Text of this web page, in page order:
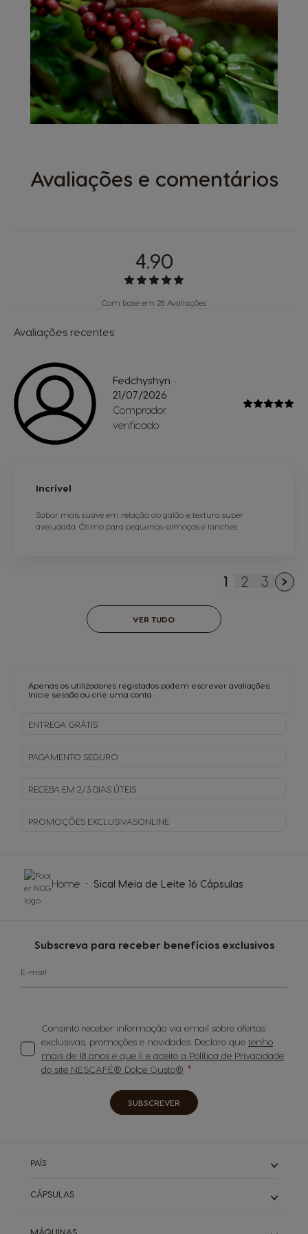
Avaliações e comentários
4.90
Com base em 28 Avaliações
Avaliações recentes
Fedchyshyn -
21/07/2026
Comprador
verificado
Incrível
Sabor mais suave em relação ao galão e textura super
aveludada. Ótimo para pequenos-almoços e lanches
Está de
1 Página
2 Página
3
VER TUDO
Apenas os utilizadores registados podem escrever avaliações.
Inicie sessão ou crie uma conta
ENTREGA GRÁTIS
PAGAMENTO SEGURO
RECEBA EM 2/3 DIAS ÚTEIS
PROMOÇÕES EXCLUSIVASONLINE
Subscreva para receber benefícios exclusivos
E-mail
Consinto receber informação via email sobre ofertas
exclusivas, promoções e novidades. Declaro que tenho
mais de 18 anos e que li e aceito a Política de Privacidade
do site NESCAFÉ® Dolce Gusto®
SUBSCREVER
Home Sical Meia de Leite 16 Cápsulas
PAÍS
CÁPSULAS
MÁQUINAS